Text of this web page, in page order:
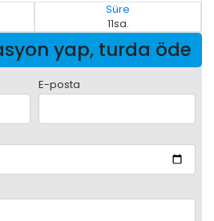
Süre
11sa.
yap, turda öde
E-posta